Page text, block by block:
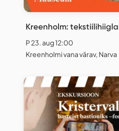
Kreenholm:
P 23. aug 12:00
Kreenholmi vana värav, Narva